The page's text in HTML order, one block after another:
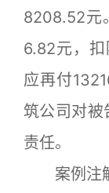
8208.52元
6.82元，
应再付
筑公司对
责任。
案例注